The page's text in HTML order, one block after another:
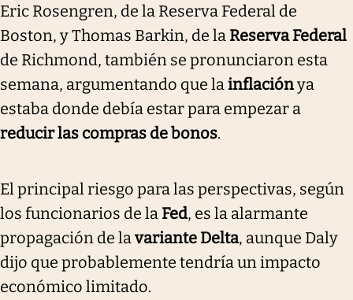
Eric Rosengren, de la Reserva Federal de
Boston, y Thomas Barkin, de la Reserva Federal
de Richmond, también se pronunciaron esta
semana, argumentando que lainflaciónya
estaba donde debía estar para empezar a
reducir las compras de bonos.
El principal riesgo para las perspectivas, según
los funcionarios de la Fed, es la alarmante
propagación de lavariante Delta, aunque Daly
dijo que probablemente tendría un impacto
económico limitado.